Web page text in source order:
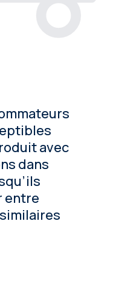
avec
dans
entre